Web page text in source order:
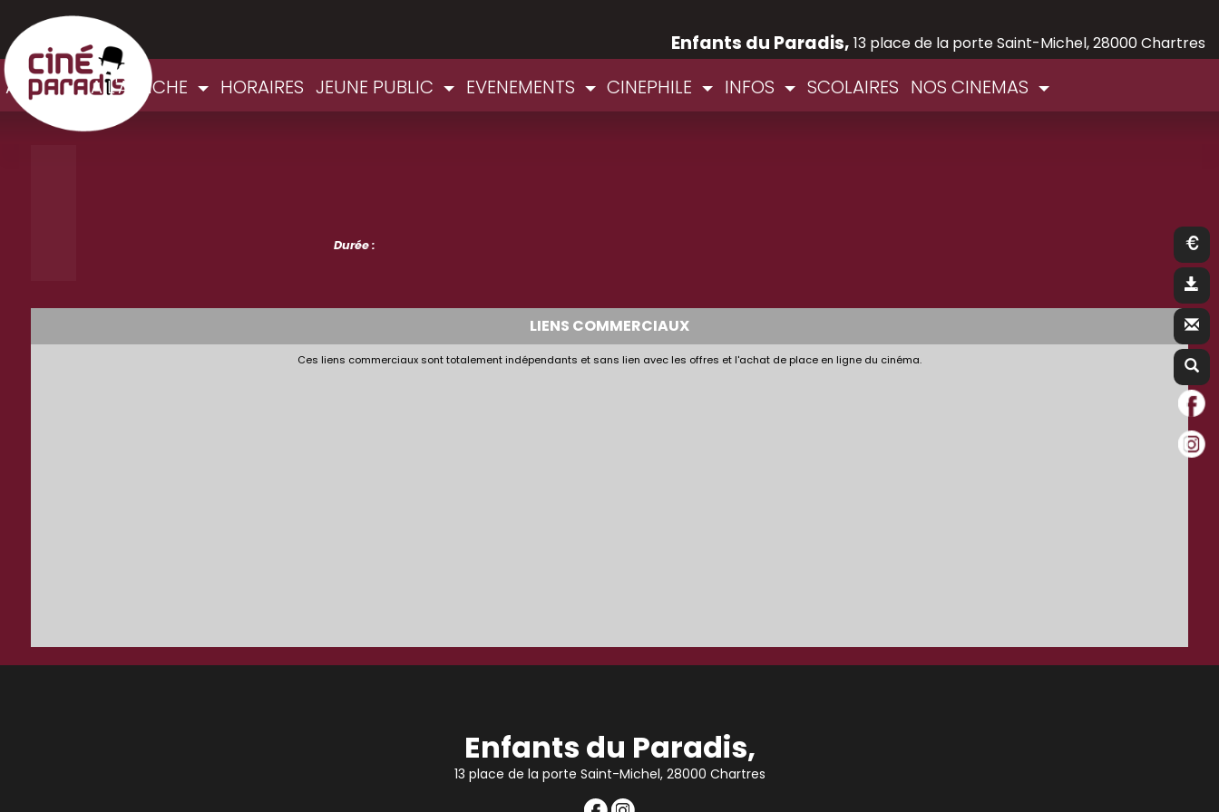
Enfants du Paradis, 13 place de la porte Saint-Michel, 28000 Chartres
ACCUEIL A L'AFFICHE HORAIRES JEUNE PUBLIC EVENEMENTS CINEPHILE INFOS SCOLAIRES NOS CINEMAS
Durée :
LIENS COMMERCIAUX
Ces liens commerciaux sont totalement indépendants et sans lien avec les offres et l'achat de place en ligne du cinéma.
Enfants du Paradis,
13 place de la porte Saint-Michel, 28000 Chartres